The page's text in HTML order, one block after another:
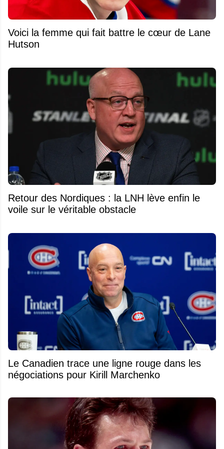
Voici la femme qui fait battre le cœur de Lane
Hutson
Retour des Nordiques : la LNH lève enfin le
voile sur le véritable obstacle
Le Canadien trace une ligne rouge dans les
négociations pour Kirill Marchenko